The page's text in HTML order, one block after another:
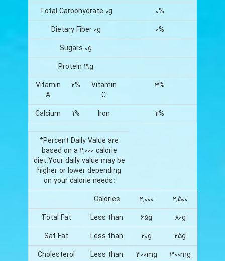
Total Carbohydrate 0g
0%
Dietary Fiber 0g
0%
Sugars 0g
Protein 19g
Vitamin
A
2%
Vitamin
C
3%
Calcium 1% Iron 2%
*Percent Daily Value are
based on a 2,000 calorie
diet.Your daily value may be
higher or lower depending
on your calorie needs:
Calories
2,000
2,500
Total Fat
Less than 65g
80g
Sat Fat
Less than 20g
25g
Cholesterol
Less than 300mg
300mg